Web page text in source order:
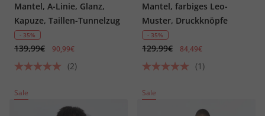
Mantel, A-Linie, Glanz,
Kapuze, Taillen-Tunnelzug
- 35%
139,99€ 90,99€
(2)
Mantel, farbiges Leo-
Muster, Druckknöpfe
- 35%
129,99€ 84,49€
(1)
Sale Sale